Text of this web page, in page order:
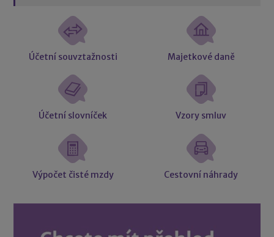
Účetní souvztažnosti Majetkové daně
Účetní slovníček Vzory smluv
Výpočet čisté mzdy Cestovní náhrady